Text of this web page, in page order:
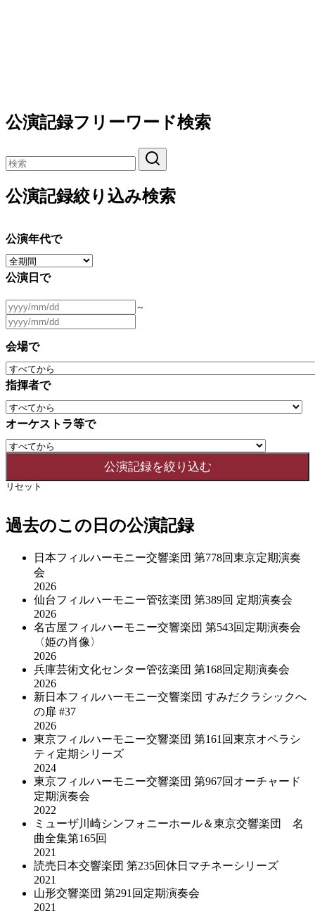
公演記録フリーワード検索
公演記録絞り込み検索
公演年代で
公演日で
～
会場で
指揮者で
オーケストラ等で
リセット
過去のこの日の公演記録
日本フィルハーモニー交響楽団 第778回東京定期演奏
会
2026
仙台フィルハーモニー管弦楽団 第389回 定期演奏会
2026
名古屋フィルハーモニー交響楽団 第543回定期演奏会
〈姫の肖像〉
2026
兵庫芸術文化センター管弦楽団 第168回定期演奏会
2026
新日本フィルハーモニー交響楽団 すみだクラシックへ
の扉 #37
2026
東京フィルハーモニー交響楽団 第161回東京オペラシ
ティ定期シリーズ
2024
東京フィルハーモニー交響楽団 第967回オーチャード
定期演奏会
2022
ミューザ川崎シンフォニーホール＆東京交響楽団 名
曲全集第165回
2021
読売日本交響楽団 第235回休日マチネーシリーズ
2021
山形交響楽団 第291回定期演奏会
2021